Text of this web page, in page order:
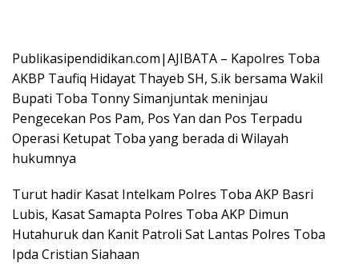
Publikasipendidikan.com|AJIBATA – Kapolres Toba
AKBP Taufiq Hidayat Thayeb SH, S.ik bersama Wakil
Bupati Toba Tonny Simanjuntak meninjau
Pengecekan Pos Pam, Pos Yan dan Pos Terpadu
Operasi Ketupat Toba yang berada di Wilayah
hukumnya
Turut hadir Kasat Intelkam Polres Toba AKP Basri
Lubis, Kasat Samapta Polres Toba AKP Dimun
Hutahuruk dan Kanit Patroli Sat Lantas Polres Toba
Ipda Cristian Siahaan